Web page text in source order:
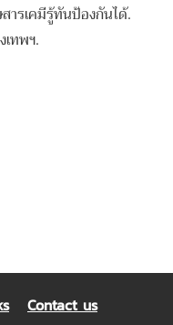
ารเคมีรู้ทันป้องกันได้.
ทพฯ.
Contact us